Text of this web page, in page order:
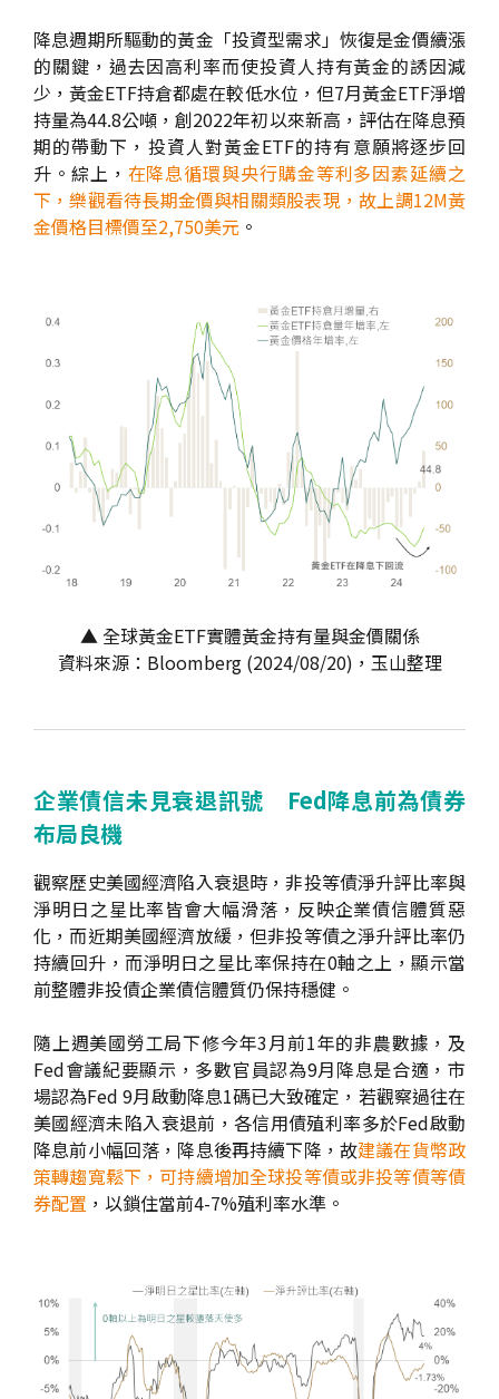
降息週期所驅動的黃金「投資型需求」恢復是金價續漲
的關鍵，過去因高利率而使投資人持有黃金的誘因減
少，黃金ETF持倉都處在較低水位，但7月黃金ETF淨增
持量為44.8公噸，創2022年初以來新高，評估在降息預
期的帶動下，投資人對黃金ETF的持有意願將逐步回
升。綜上， 在降息循環與央行購金等利多因素延續之
下，樂觀看待長期金價與相關類股表現，故上調12M黃
金價格目標價至2,750美元 。
▲ 全球黃金ETF實體黃金持有量與金價關係
資料來源：Bloomberg (2024/08/20)，玉山整理
企業債信未見衰退訊號 Fed降息前為債券
布局良機
觀察歷史美國經濟陷入衰退時，非投等債淨升評比率與
淨明日之星比率皆會大幅滑落，反映企業債信體質惡
化，而近期美國經濟放緩，但非投等債之淨升評比率仍
持續回升，而淨明日之星比率保持在0軸之上，顯示當
前整體非投債企業債信體質仍保持穩健。
隨上週美國勞工局下修今年3月前1年的非農數據，及
Fed會議紀要顯示，多數官員認為9月降息是合適，市
場認為Fed 9月啟動降息1碼已大致確定，若觀察過往在
美國經濟未陷入衰退前，各信用債殖利率多於Fed啟動
降息前小幅回落，降息後再持續下降，故建議在貨幣政
策轉趨寬鬆下，可持續增加全球投等債或非投等債等債
券配置 ，以鎖住當前4-7%殖利率水準。